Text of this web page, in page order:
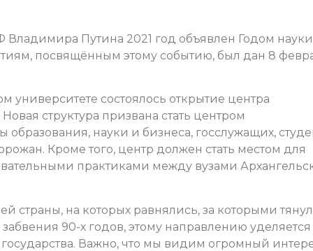
Владимира Путина 2021 год объявлен Годом
посвящённым этому событию, был дан 8
состоялось открытие центра
структура призвана стать центром
науки и бизнеса, госслужащих,
Кроме того, центр должен стать местом для
практиками между вузами
страны, на которых равнялись, за которыми
90-х годов, этому направлению уделяется
Важно, что мы видим огромный